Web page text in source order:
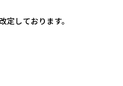
しております。